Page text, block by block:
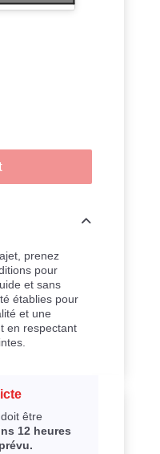
prenez
pour
et sans
établies pour
et une
en respectant
être
12 heures